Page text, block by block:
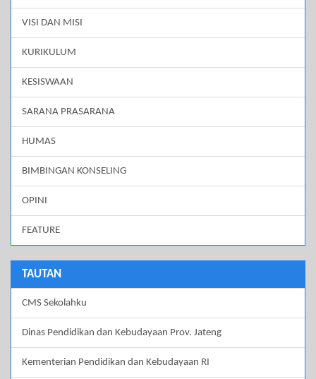
VISI DAN MISI
KURIKULUM
KESISWAAN
SARANA PRASARANA
HUMAS
BIMBINGAN KONSELING
OPINI
FEATURE
TAUTAN
CMS Sekolahku
Dinas Pendidikan dan Kebudayaan Prov. Jateng
Kementerian Pendidikan dan Kebudayaan RI